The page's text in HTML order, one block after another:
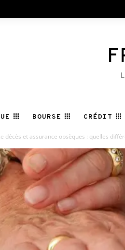
BOURSE CRÉDIT
décès et assurance obsèques : quelles